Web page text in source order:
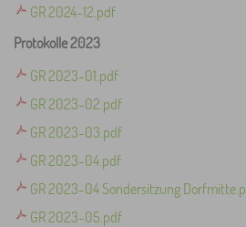
GR 2024-12.pdf
Protokolle 2023
GR 2023-01.pdf
GR 2023-02.pdf
GR 2023-03.pdf
GR 2023-04.pdf
GR 2023-04 Sondersitzung
GR 2023-05.pdf